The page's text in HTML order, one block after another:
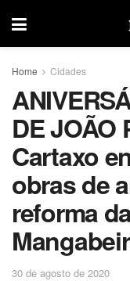
Home Cidades
DE JOÃO
Cartaxo
obras de
reforma
30 de agosto de 2020